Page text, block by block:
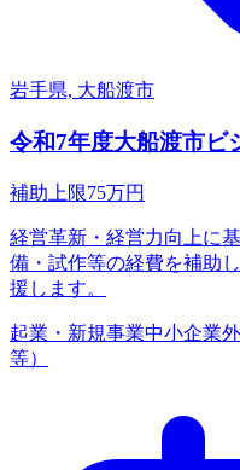
岩手県, 大船渡市
令和7年度大船渡市ビ
補助上限75万円
経営革新・経営力向上に
備・試作等の経費を補助
援します。
起業・新規事業中小企業
等）